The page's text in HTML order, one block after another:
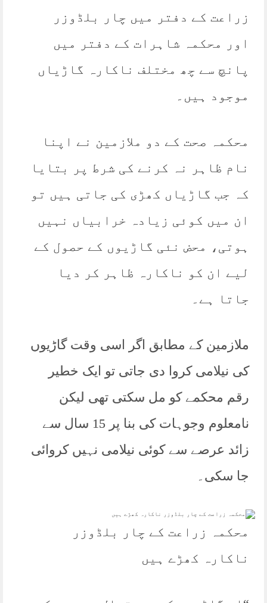
زراعت کے دفتر میں چار بلڈوزر
اور محکمہ شاہرات کے دفتر میں
پانچ سے چھ مختلف ناکارہ گاڑیاں
موجود ہیں۔
محکمہ صحت کے دو ملازمین نے اپنا
نام ظاہر نہ کرنے کی شرط پر بتایا
کہ جب گاڑیاں کھڑی کی جاتی ہیں تو
ان میں کوئی زیادہ خرابیاں نہیں
ہوتی، محض نئی گاڑیوں کے حصول کے
لیے ان کو ناکارہ ظاہر کر دیا
جاتا ہے۔
ملازمین کے مطابق اگر اسی وقت گاڑیوں
کی نیلامی کروا دی جاتی تو ایک خطیر
رقم محکمے کو مل سکتی تھی لیکن
نامعلوم وجوہات کی بنا پر 15 سال سے
زائد عرصے سے کوئی نیلامی نہیں کروائی
جا سکی۔
محکمہ زراعت کے چار بلڈوزر
ناکارہ کھڑے ہیں